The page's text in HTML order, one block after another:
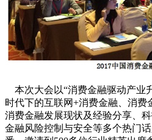
本次大会以“消费金融驱动产业
时代下的互联网+消费金融、消费
消费金融发展现状及经验分享、
金融风险控制与安全等多个热门